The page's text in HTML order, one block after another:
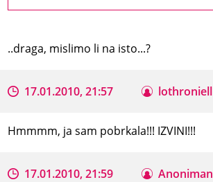
..draga, mislimo li na isto...?
17.01.2010, 21:57 lothroniell
Hmmmm, ja sam pobrkala!!! IZVINI!!!
17.01.2010, 21:59 Anoniman